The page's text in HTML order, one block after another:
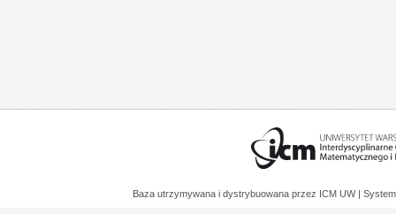
Baza utrzymywana i dystrybuowana przez ICM UW |